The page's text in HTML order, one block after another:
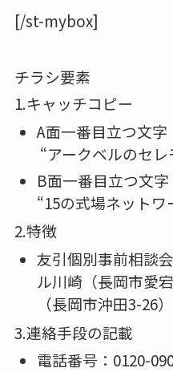
[/st-mybox]
チラシ要素
1.キャッチコピー
A面一番目立つ文字
“アークベルのセレ
B面一番目立つ文字
“15の式場ネットワ
2.特徴
友引個別事前相談
ル川崎（長岡市愛
（長岡市沖田3-26）
3.連絡手段の記載
電話番号：0120-